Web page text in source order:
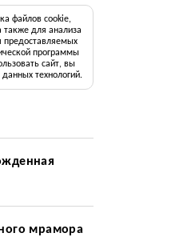
файлов cookie,
также для анализа
предоставляемых
программы
сайт, вы
технологий.
мрамора